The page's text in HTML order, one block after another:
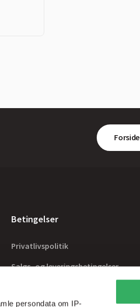
persondata om IP-
Forside
Betingelser
Privatlivspolitik
Salgs- og leveringsbetingelser